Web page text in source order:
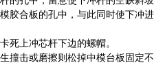
胶合板的孔中，与此同时使下
死上冲芯杆下边的螺帽。
击或磨擦则松掉中模台板固